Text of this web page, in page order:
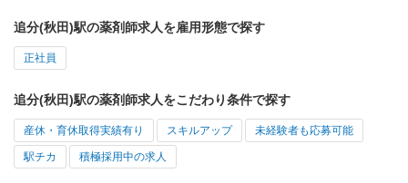
追分(秋田)駅の薬剤師求人を雇用形態で探す
正社員
追分(秋田)駅の薬剤師求人をこだわり条件で探す
産休・育休取得実績有り スキルアップ 未経験者も応募可能
駅チカ 積極採用中の求人